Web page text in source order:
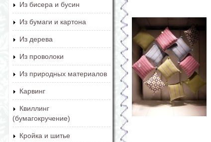
Из бисера и бусин
Из бумаги и картона
Из дерева
Из проволоки
Из природных материалов
Карвинг
Квиллинг
(бумагокручение)
Кройка и шитье